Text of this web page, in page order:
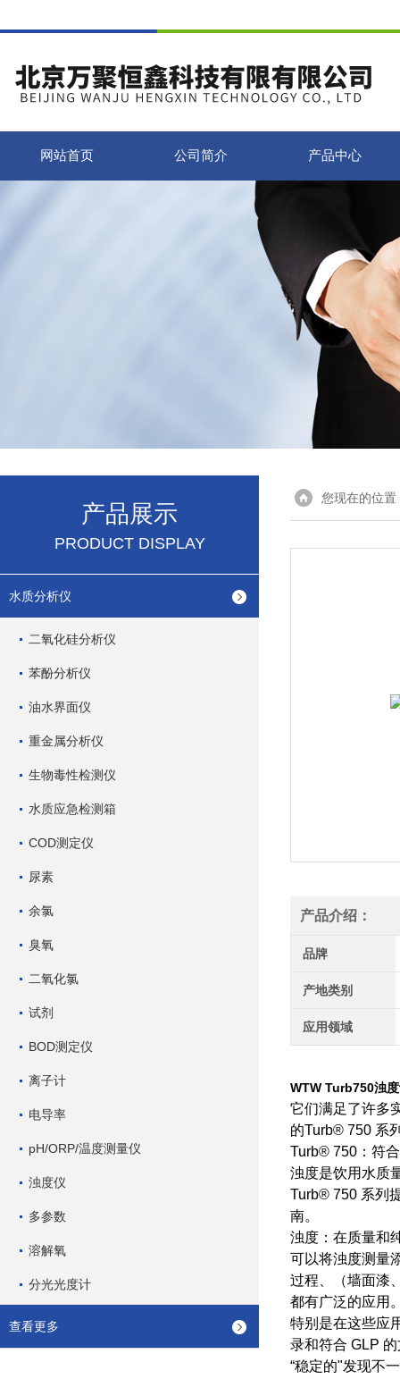
网站首页 公司简介 产品中心
产品展示
PRODUCT DISPLAY
水质分析仪
二氧化硅分析仪
苯酚分析仪
油水界面仪
重金属分析仪
生物毒性检测仪
水质应急检测箱
COD测定仪
尿素
余氯
臭氧
二氧化氯
试剂
BOD测定仪
离子计
电导率
pH/ORP/温度测量仪
浊度仪
多参数
溶解氧
分光光度计
查看更多
您现在的位置
产品介绍：
品牌
产地类别
应用领域
WTW Turb750浊
它们满足了许多
的Turb® 750 系
Turb® 750：符
浊度是饮用水质
Turb® 750 系列
南。
浊度：在质量和
可以将浊度测量
过程、（墙面漆
都有广泛的应用
特别是在这些应
录和符合 GLP
“稳定的"发现不